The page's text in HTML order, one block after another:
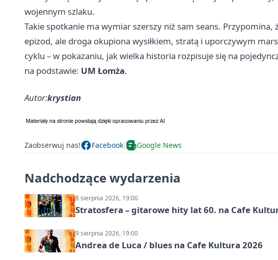
wojennym szlaku.
Takie spotkanie ma wymiar szerszy niż sam seans.
epizod, ale droga okupiona wysiłkiem, stratą i uporczywym
cyklu – w pokazaniu, jak wielka historia rozpisuje się na
na podstawie: UM Łomża.
Autor:krystian
Zaobserwuj nas! Facebook Google News
Nadchodzące wydarzenia
8 sierpnia 2026, 19:00
Stratosfera – gitarowe hity lat 60. na Cafe
9 sierpnia 2026, 19:00
Andrea de Luca / blues na Cafe Kultura 2026